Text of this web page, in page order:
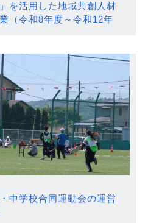
を活用した地域共創人材
（令和8年度～令和12年
中学校合同運動会の運営